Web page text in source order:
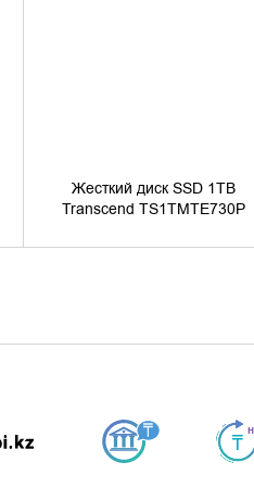
Жесткий диск SSD 1TB
Transcend TS1TMTE730P